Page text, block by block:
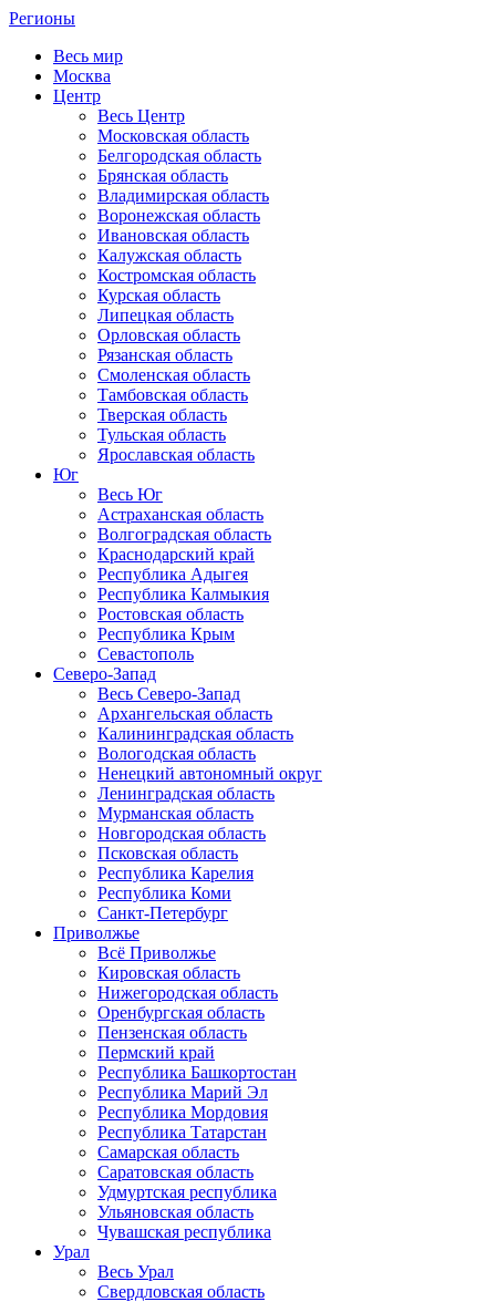
Регионы
Весь мир
Москва
Центр
Весь Центр
Московская область
Белгородская область
Брянская область
Владимирская область
Воронежская область
Ивановская область
Калужская область
Костромская область
Курская область
Липецкая область
Орловская область
Рязанская область
Смоленская область
Тамбовская область
Тверская область
Тульская область
Ярославская область
Юг
Весь Юг
Астраханская область
Волгоградская область
Краснодарский край
Республика Адыгея
Республика Калмыкия
Ростовская область
Республика Крым
Севастополь
Северо-Запад
Весь Северо-Запад
Архангельская область
Калининградская область
Вологодская область
Ненецкий автономный округ
Ленинградская область
Мурманская область
Новгородская область
Псковская область
Республика Карелия
Республика Коми
Санкт-Петербург
Приволжье
Всё Приволжье
Кировская область
Нижегородская область
Оренбургская область
Пензенская область
Пермский край
Республика Башкортостан
Республика Марий Эл
Республика Мордовия
Республика Татарстан
Самарская область
Саратовская область
Удмуртская республика
Ульяновская область
Чувашская республика
Урал
Весь Урал
Свердловская область